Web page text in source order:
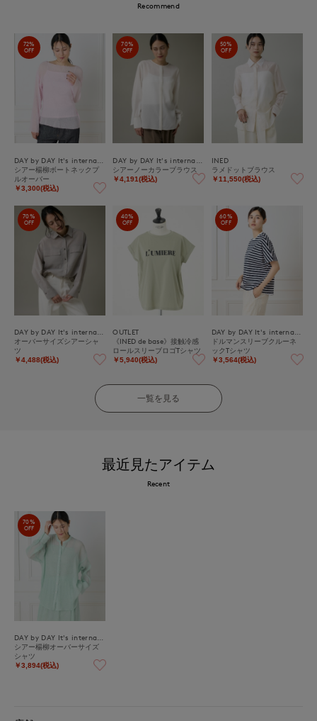
Recommend
72%
OFF
シアー楊柳ボートネックプ
ルオーバー
￥3,300(税込)
70%
OFF
シアーノーカラーブラウス
￥4,191(税込)
50%
OFF
INED
ラメドットブラウス
￥11,550(税込)
70%
OFF
オーバーサイズシアーシャ
ツ
￥4,488(税込)
40%
OFF
OUTLET
《INED de base》接触冷感
ロールスリーブロゴTシャツ
￥5,940(税込)
60%
OFF
ドルマンスリーブクルーネ
ックTシャツ
￥3,564(税込)
一覧を見る
最近見たアイテム
Recent
70%
OFF
シアー楊柳オーバーサイズ
シャツ
￥3,894(税込)